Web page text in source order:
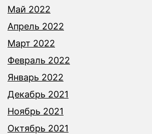
Май 2022
Апрель 2022
Март 2022
Февраль 2022
Январь 2022
Декабрь 2021
Ноябрь 2021
Октябрь 2021